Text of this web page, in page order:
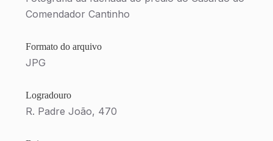
Comendador Cantinho
Formato do arquivo
JPG
Logradouro
R. Padre João, 470